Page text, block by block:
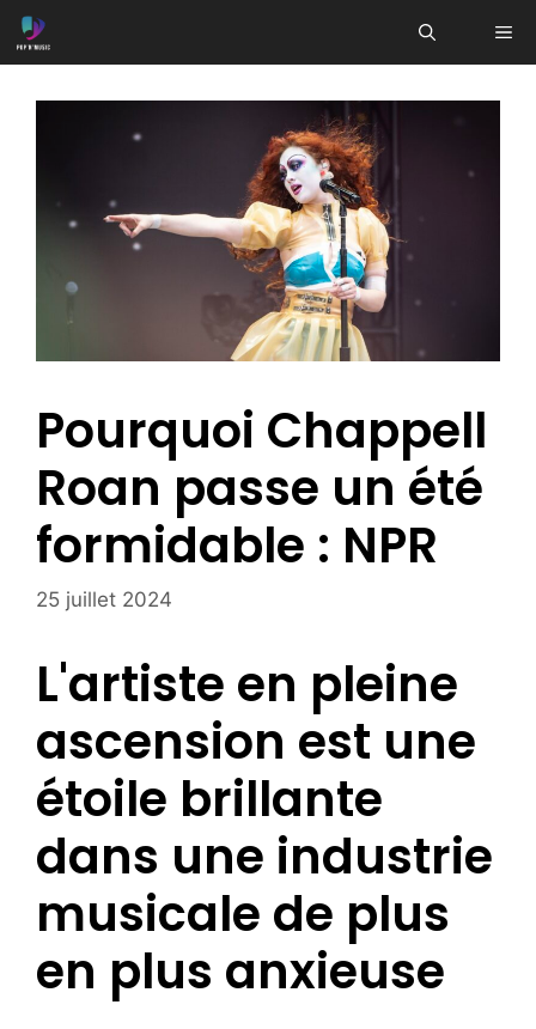
Aller
au
Pourquoi Chappell
Roan passe un été
formidable : NPR
25 juillet 2024
L'artiste en pleine
ascension est une
étoile brillante
dans une industrie
musicale de plus
en plus anxieuse